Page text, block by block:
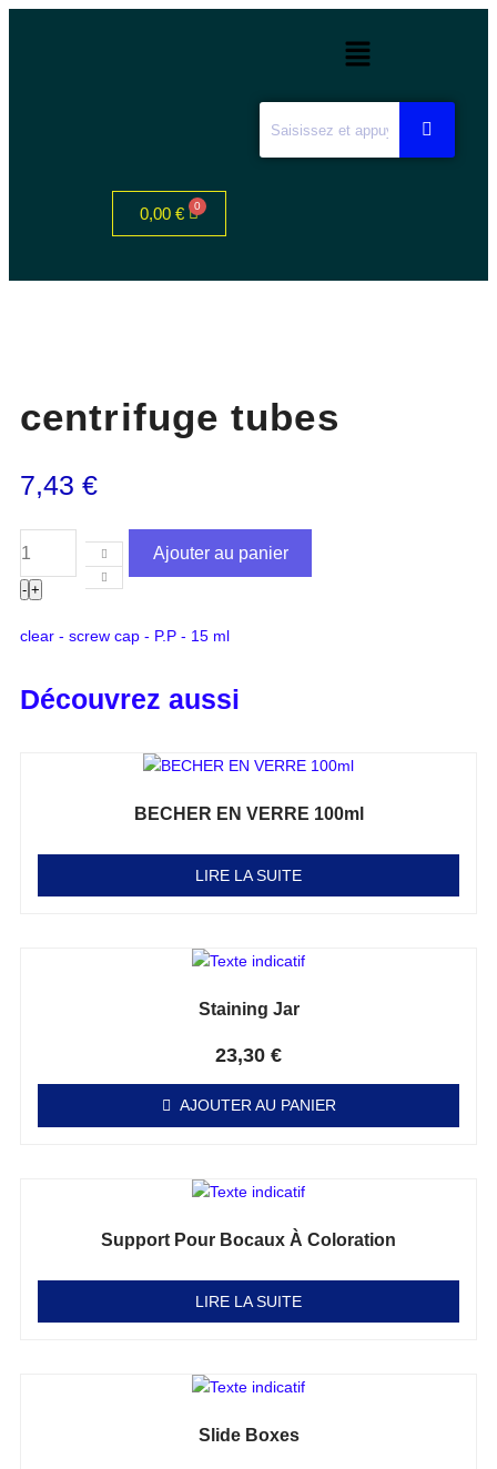
0,00 €
centrifuge tubes
7,43 €
- +
Ajouter au panier
clear - screw cap - P.P - 15 ml
Découvrez aussi
BECHER EN VERRE 100ml
LIRE LA SUITE
Staining Jar
23,30 €
AJOUTER AU PANIER
Support Pour Bocaux À Coloration
LIRE LA SUITE
Slide Boxes